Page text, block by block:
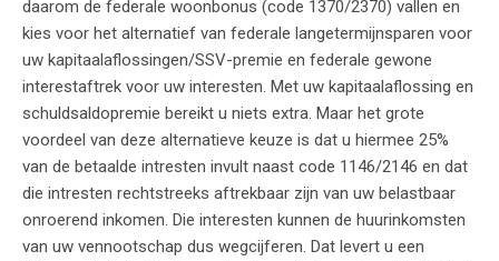
daarom de federale woonbonus (code 1370/2370) vallen en
kies voor het alternatief van federale langetermijnsparen voor
uw kapitaalaflossingen/SSV-premie en federale gewone
interestaftrek voor uw interesten. Met uw kapitaalaflossing en
schuldsaldopremie bereikt u niets extra. Maar het grote
voordeel van deze alternatieve keuze is dat u hiermee 25%
van de betaalde intresten invult naast code 1146/2146 en dat
die intresten rechtstreeks aftrekbaar zijn van uw belastbaar
onroerend inkomen. Die interesten kunnen de huurinkomsten
van uw vennootschap dus wegcijferen. Dat levert u een